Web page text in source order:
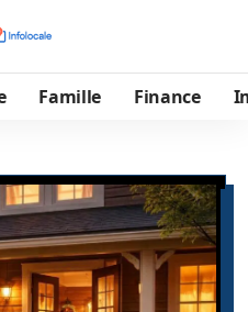
Famille Finance